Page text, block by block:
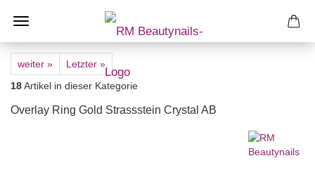
weiter »
Letzter »
18Artikel in dieser Kategorie
Overlay Ring Gold Strassstein Crystal AB